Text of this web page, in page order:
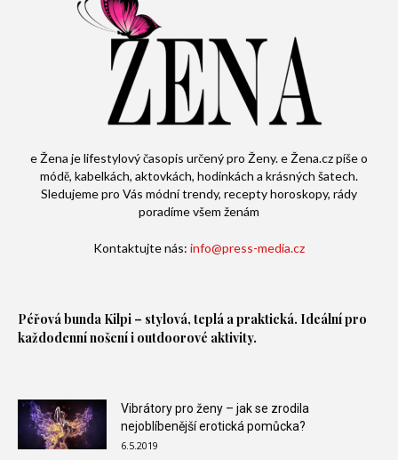
e Žena je lifestylový časopis určený pro Ženy. e Žena.cz píše o
módě, kabelkách, aktovkách, hodinkách a krásných šatech.
Sledujeme pro Vás módní trendy, recepty horoskopy, rády
poradíme všem ženám
Kontaktujte nás: info@press-media.cz
Péřová bunda Kilpi – stylová, teplá a praktická. Ideální pro
každodenní nošení i outdoorové aktivity.
Vibrátory pro ženy – jak se zrodila
nejoblíbenější erotická pomůcka?
6.5.2019